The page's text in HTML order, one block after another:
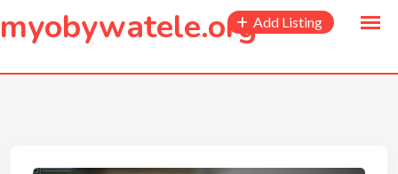
content
myobywatele.orgAdd Listing